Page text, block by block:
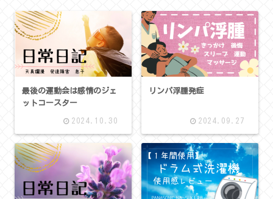
最後の運動会は感情のジェ
ットコースター
2024.10.30
リンパ浮腫発症
2024.09.27